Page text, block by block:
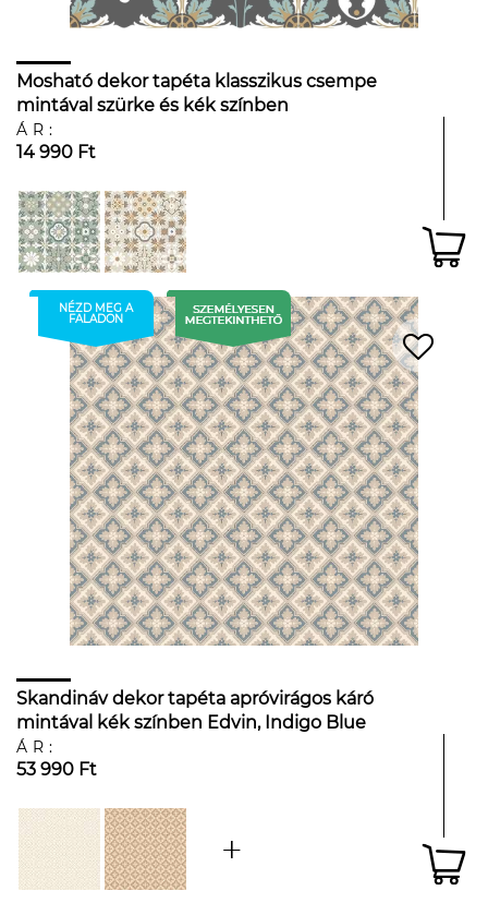
Mosható dekor tapéta klasszikus csempe
mintával szürke és kék színben
ÁR:
14 990 Ft
NÉZD MEG A
FALADON
Skandináv dekor tapéta apróvirágos káró
mintával kék színben Edvin, Indigo Blue
ÁR:
53 990 Ft